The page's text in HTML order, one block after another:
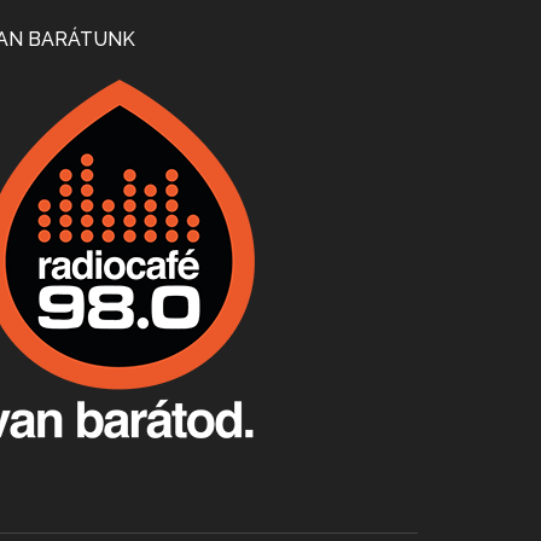
Apr 24, 2026 • 00:38:10
Villány, kékfrankos, Jackfall
Apr 17, 2026 • 00:35:38
Apr 9, 2026 • 00:37:17
BARÁTUNK